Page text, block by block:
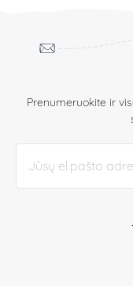
Prenumeruokite ir